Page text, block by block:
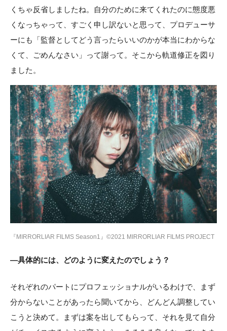
くちゃ反省しましたね。自分のために来てくれたのに態度悪
くなっちゃって、すごく申し訳ないと思って、プロデューサ
ーにも「監督としてどう言ったらいいのかが本当にわからな
くて、ごめんなさい」って謝って。そこから軌道修正を図り
ました。
『MIRRORLIAR FILMS Season1』©2021 MIRRORLIAR FILMS PROJECT
―具体的には、どのように変えたのでしょう？
それぞれのパートにプロフェッショナルがいるわけで、まず
分からないことがあったら聞いてから、どんどん調整してい
こうと決めて。まずは案を出してもらって、それを見て自分